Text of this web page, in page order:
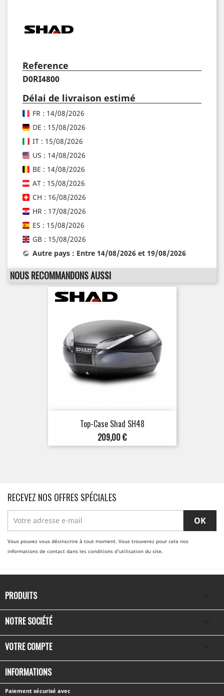
Reference
D0RI4800
Délai de livraison estimé
FR : 14/08/2026
DE : 15/08/2026
IT : 15/08/2026
US : 14/08/2026
BE : 14/08/2026
AT : 15/08/2026
CH : 16/08/2026
HR : 17/08/2026
ES : 15/08/2026
GB : 15/08/2026
Autre pays : Entre 14/08/2026 et 19/08/2026
NOUS RECOMMANDONS AUSSI
Top-Case Shad SH48
Prix
209,00 €
RECEVEZ NOS OFFRES SPÉCIALES
Vous pouvez vous désinscrire à tout moment. Vous trouverez pour cela nos
informations de contact dans les conditions d'utilisation du site.
PRODUITS
NOTRE SOCIÉTÉ
VOTRE COMPTE
INFORMATIONS
Paiement sécurisé avec